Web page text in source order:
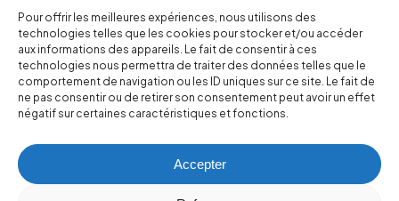
Pour offrir les meilleures expériences, nous utilisons des
technologies telles que les cookies pour stocker et/ou accéder
aux informations des appareils. Le fait de consentir à ces
technologies nous permettra de traiter des données telles que le
comportement de navigation ou les ID uniques sur ce site. Le fait de
ne pas consentir ou de retirer son consentement peut avoir un effet
négatif sur certaines caractéristiques et fonctions.
Accepter
Demande de renseignement
SPLITCLIM®